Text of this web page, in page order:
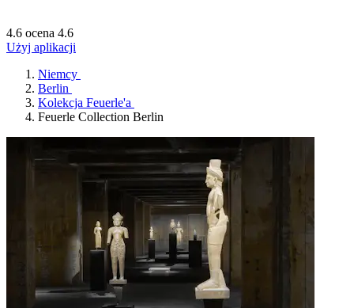
4.6 ocena 4.6
Użyj aplikacji
Niemcy
Berlin
Kolekcja Feuerle'a
Feuerle Collection Berlin